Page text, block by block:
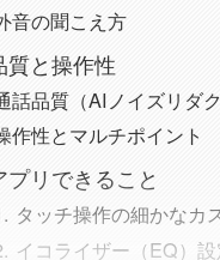
音の聞こえ方
質と操作性
話品質（AIノイズリダク
作性とマルチポイント
プリできること
タッチ操作の細かなカ
イコライザー（EQ）設